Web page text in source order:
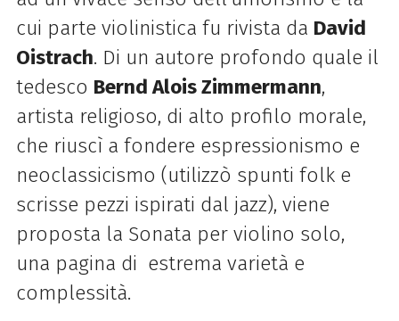
cui parte violinistica fu rivista da David
Oistrach. Di un autore profondo quale il
tedesco Bernd Alois Zimmermann,
artista religioso, di alto profilo morale,
che riuscì a fondere espressionismo e
neoclassicismo (utilizzò spunti folk e
scrisse pezzi ispirati dal jazz), viene
proposta la Sonata per violino solo,
una pagina di estrema varietà e
complessità.